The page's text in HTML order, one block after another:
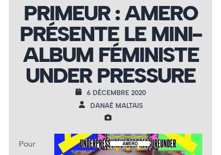
PRIMEUR : AMERO
PRÉSENTE LE MINI-
ALBUM FÉMINISTE
UNDER PRESSURE
6 DÉCEMBRE 2020
DANAÉ MALTAIS
Pour